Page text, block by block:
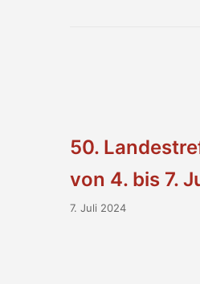
50.
von 4. bis 7.
7. Juli 2024